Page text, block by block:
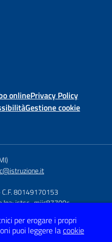
onlinePrivacy Policy
Gestione cookie
C.F. 80149170153
Ipa: istsc_miic87700c
& Design by
Designers Italia
per erogare i propri
puoi leggere lacookie